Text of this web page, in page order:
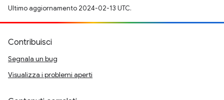
Ultimo aggiornamento 2024-02-13 UTC.
Contribuisci
Segnala un bug
Visualizza i problemi aperti